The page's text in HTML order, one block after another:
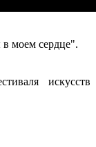
моем сердце".
искусств